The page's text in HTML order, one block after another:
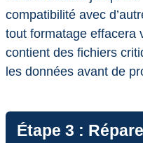
compatibilité avec
tout formatage effacera
contient des fichiers
les données avant de
Étape 3 :